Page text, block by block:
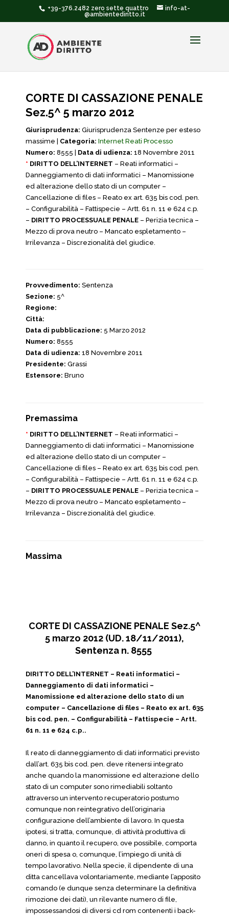
+39-376.2482 zero sette quattro
info-at-
@ambientediritto.it
CORTE DI CASSAZIONE PENALE
Sez.5^ 5 marzo 2012
Giurisprudenza: Giurisprudenza Sentenze per esteso
massime | Categoria: Internet Reati Processo
Numero: 8555 | Data di udienza: 18 Novembre 2011
* DIRITTO DELL’INTERNET – Reati informatici –
Danneggiamento di dati informatici – Manomissione
ed alterazione dello stato di un computer –
Cancellazione di files – Reato ex art. 635 bis cod. pen.
– Configurabilità – Fattispecie – Artt. 61 n. 11 e 624 c.p.
– DIRITTO PROCESSUALE PENALE – Perizia tecnica –
Mezzo di prova neutro – Mancato espletamento –
Irrilevanza – Discrezionalità del giudice.
Provvedimento: Sentenza
Sezione: 5^
Regione:
Città:
Data di pubblicazione: 5 Marzo 2012
Numero: 8555
Data di udienza: 18 Novembre 2011
Presidente: Grassi
Estensore: Bruno
Premassima
* DIRITTO DELL’INTERNET – Reati informatici –
Danneggiamento di dati informatici – Manomissione
ed alterazione dello stato di un computer –
Cancellazione di files – Reato ex art. 635 bis cod. pen.
– Configurabilità – Fattispecie – Artt. 61 n. 11 e 624 c.p.
– DIRITTO PROCESSUALE PENALE – Perizia tecnica –
Mezzo di prova neutro – Mancato espletamento –
Irrilevanza – Discrezionalità del giudice.
Massima
CORTE DI CASSAZIONE PENALE Sez.5^
5 marzo 2012 (UD. 18/11/2011),
Sentenza n. 8555
DIRITTO DELL’INTERNET – Reati informatici –
Danneggiamento di dati informatici –
Manomissione ed alterazione dello stato di un
computer – Cancellazione di files – Reato ex art. 635
bis cod. pen. – Configurabilità – Fattispecie – Artt.
61 n. 11 e 624 c.p..
Il reato di danneggiamento di dati informatici previsto
dall’art. 635 bis cod. pen. deve ritenersi integrato
anche quando la manomissione ed alterazione dello
stato di un computer sono rimediabili soltanto
attraverso un intervento recuperatorio postumo
comunque non reintegrativo dell’originaria
configurazione dell’ambiente di lavoro. In questa
ipotesi, si tratta, comunque, di attività produttiva di
danno, in quanto il recupero, ove possibile, comporta
oneri di spesa o, comunque, l’impiego di unità di
tempo lavorativo. Nella specie, il dipendente di una
ditta cancellava volontariamente, mediante l’apposito
comando (e dunque senza determinare la definitiva
rimozione dei dati), un rilevante numero di file,
impossessandosi di diversi cd rom contenenti i back-